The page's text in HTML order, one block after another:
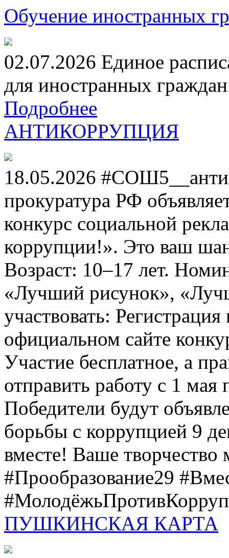
Обучение иностранных
02.07.2026 Единое
для иностранных
Подробнее
АНТИКОРРУПЦИЯ
18.05.2026
прокуратура РФ
конкурс социальной
коррупции!». Это ваш
Возраст: 10–17 лет.
«Лучший рисунок»,
участвовать:
официальном сайте
Участие бесплатное, а
отправить работу с 1 мая
Победители будут
борьбы с коррупцией 9
вместе! Ваше творчество
#Прообразование29
ПУШКИНСКАЯ КАРТА